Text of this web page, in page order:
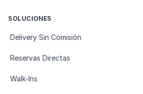
SOLUCIONES
Delivery Sin Comisión
Reservas Directas
Walk-Ins